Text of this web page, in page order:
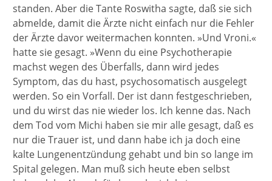
standen. Aber die Tante Roswitha sagte, daß sie sich
abmelde, damit die Ärzte nicht einfach nur die Fehler
der Ärzte davor weitermachen konnten. »Und Vroni.«
hatte sie gesagt. »Wenn du eine Psychotherapie
machst wegen des Überfalls, dann wird jedes
Symptom, das du hast, psychosomatisch ausgelegt
werden. So ein Vorfall. Der ist dann festgeschrieben,
und du wirst das nie wieder los. Ich kenne das. Nach
dem Tod vom Michi haben sie mir alle gesagt, daß es
nur die Trauer ist, und dann habe ich ja doch eine
kalte Lungenentzündung gehabt und bin so lange im
Spital gelegen. Man muß sich heute eben selbst